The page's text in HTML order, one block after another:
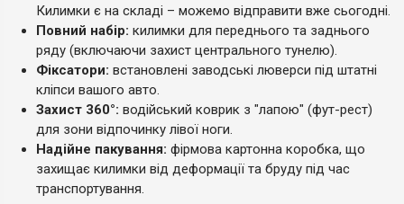
Килимки є на складі – можемо відправити вже сьогодні.
Повний набір: килимки для переднього та заднього
ряду (включаючи захист центрального тунелю).
Фіксатори: встановлені заводські люверси під штатні
кліпси вашого авто.
Захист 360°: водійський коврик з "лапою" (фут-рест)
для зони відпочинку лівої ноги.
Надійне пакування: фірмова картонна коробка, що
захищає килимки від деформації та бруду під час
транспортування.